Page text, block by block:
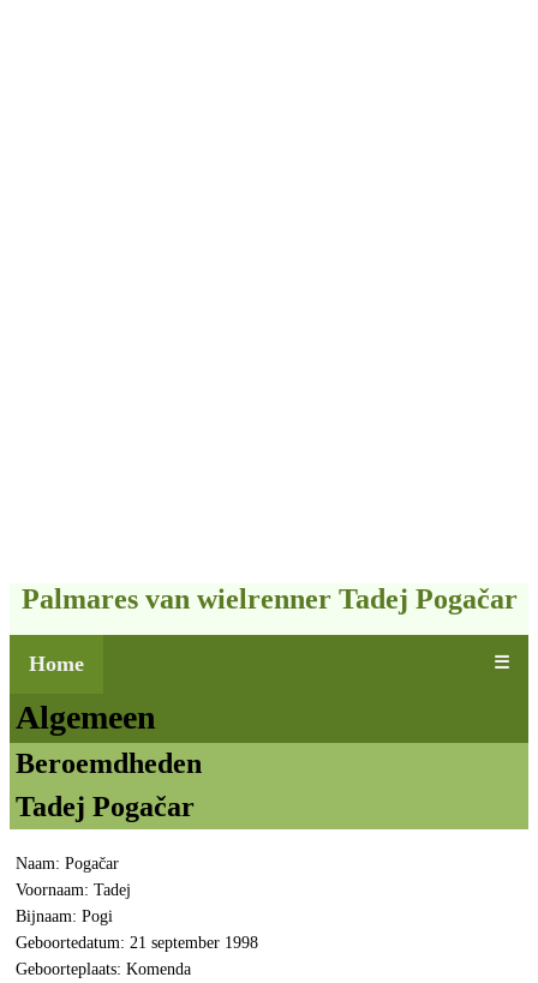
Palmares van wielrenner Tadej Pogačar
Home ☰
Algemeen
Beroemdheden
Tadej Pogačar
Naam: Pogačar
Voornaam: Tadej
Bijnaam: Pogi
Geboortedatum: 21 september 1998
Geboorteplaats: Komenda